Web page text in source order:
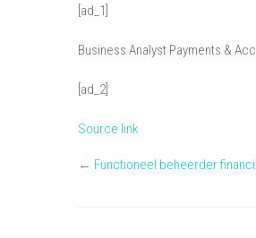
[ad_1]
Business Analyst Payments &
[ad_2]
Source link
← Functioneel beheerder